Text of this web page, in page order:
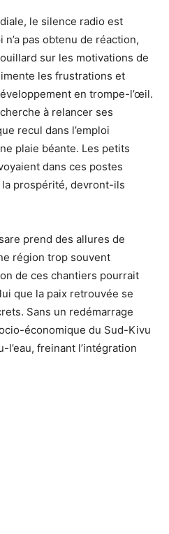
le silence radio est
pas obtenu de réaction,
sur les motivations de
les frustrations et
en trompe-l’œil.
à relancer ses
recul dans l’emploi
plaie béante. Les petits
dans ces postes
prospérité, devront-ils
prend des allures de
région trop souvent
de ces chantiers pourrait
que la paix retrouvée se
Sans un redémarrage
économique du Sud-Kivu
freinant l’intégration